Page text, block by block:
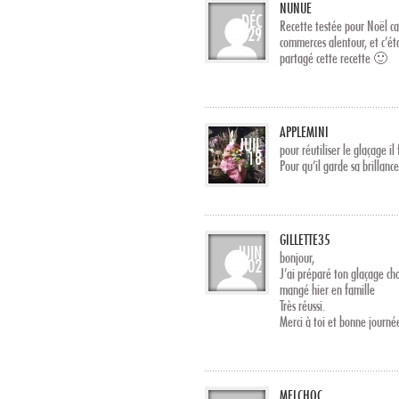
DÉC
29
NUNUE
Recette testée pour Noël
commerces alentour, et
partagé cette recette 🙂
JUIL
18
APPLEMINI
pour réutiliser le glaçage
Pour qu’il garde sa
JUIN
02
GILLETTE35
bonjour,
J’ai préparé ton glaçage
mangé hier en famille
Très réussi.
Merci à toi et bonne
MELCHOC